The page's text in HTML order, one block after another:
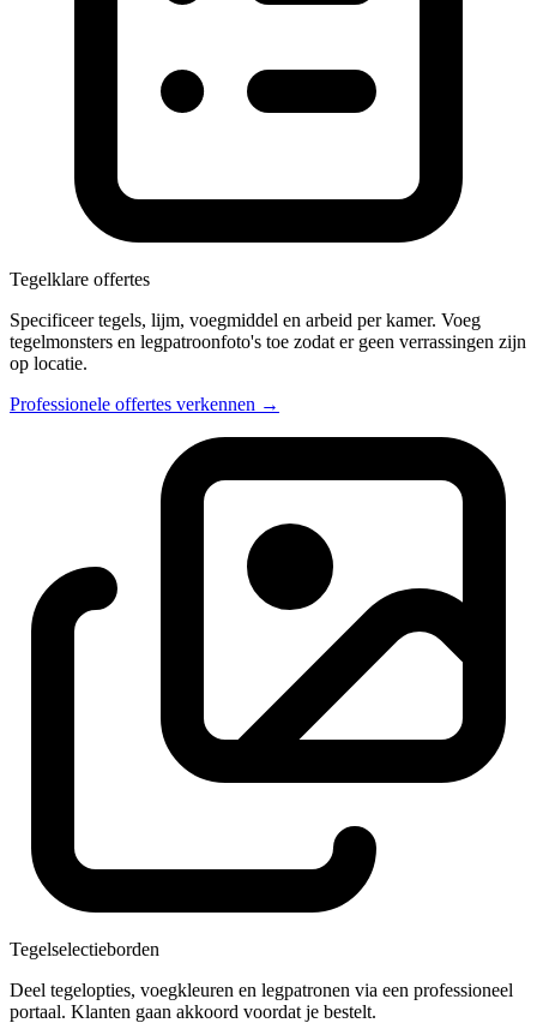
Tegelklare offertes
Specificeer tegels, lijm, voegmiddel en arbeid per kamer. Voeg
tegelmonsters en legpatroonfoto's toe zodat er geen verrassingen zijn
op locatie.
Professionele offertes verkennen →
Tegelselectieborden
Deel tegelopties, voegkleuren en legpatronen via een professioneel
portaal. Klanten gaan akkoord voordat je bestelt.